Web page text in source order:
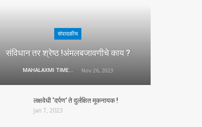
संपादकीय
संविधान तर श्रेष्ठ !अंमलबजावणीचे काय ?
MAHALAXMI TIMES Nov 26, 2023
लक्षवेधी ‘दर्पण’ ते दुर्लक्षित मूकनायक !
Jan 7, 2023